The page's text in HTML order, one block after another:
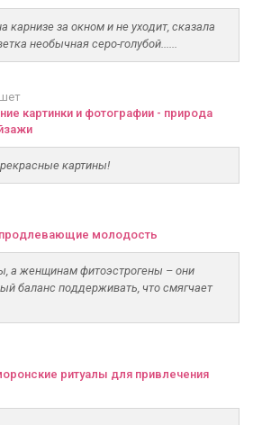
карнизе за окном и не уходит, сказала
необычная серо-голубой......
картинки и фотографии - природа
картины!
молодость
а женщинам фитоэстрогены – они
баланс поддерживать, что смягчает
ритуалы для привлечения